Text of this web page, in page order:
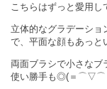
こちらはずっと愛用
立体的なグラデーショ
で、平面な顔もあっと
両面ブラシで小さなブ
使い勝手も◎(＝⌒▽⌒